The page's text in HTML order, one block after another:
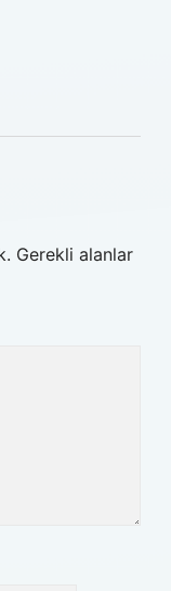
Gerekli alanlar